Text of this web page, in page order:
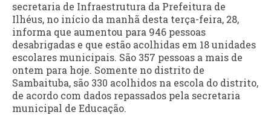
secretaria de Infraestrutura da Prefeitura de
Ilhéus, no início da manhã desta terça-feira, 28,
informa que aumentou para 946 pessoas
desabrigadas e que estão acolhidas em 18 unidades
escolares municipais. São 357 pessoas a mais de
ontem para hoje. Somente no distrito de
Sambaituba, são 330 acolhidos na escola do distrito,
de acordo com dados repassados pela secretaria
municipal de Educação.